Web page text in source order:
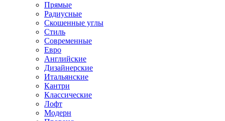
Прямые
Радиусные
Скошенные углы
Стиль
Современные
Евро
Английские
Дизайнерские
Итальянские
Кантри
Классические
Лофт
Модерн